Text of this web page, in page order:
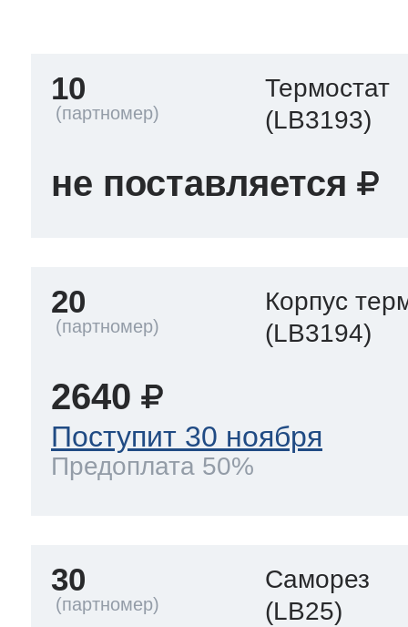
морозилок
10
Термостат
(LB3193)
не поставляется
20
Корпус
(LB3194)
2640
Поступит 30 ноября
Предоплата 50%
30
Саморез
(LB25)